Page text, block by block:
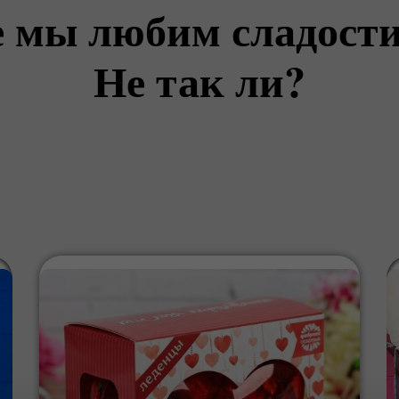
мы любим
Не так ли?